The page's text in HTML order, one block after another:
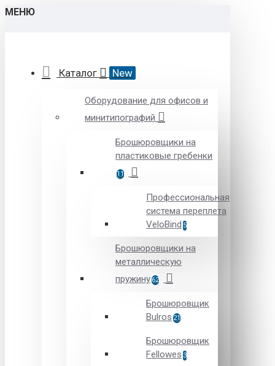
МЕНЮ
Каталог New
Оборудование для офисов и
минитипографий
Брошюровщики на
пластиковые гребенки
11
Профессиональная
система переплета
VeloBind 5
Брошюровщики на
металлическую
пружину62
Брошюровщик
Bulros 21
Брошюровщик
Fellowes 3